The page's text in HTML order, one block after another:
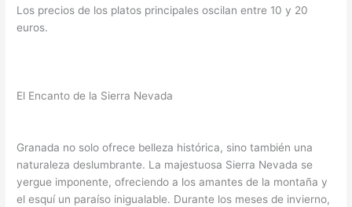
Los precios de los platos principales oscilan entre 10 y 20
euros.
El Encanto de la Sierra Nevada
Granada no solo ofrece belleza histórica, sino también una
naturaleza deslumbrante. La majestuosa Sierra Nevada se
yergue imponente, ofreciendo a los amantes de la montaña y
el esquí un paraíso inigualable. Durante los meses de invierno,